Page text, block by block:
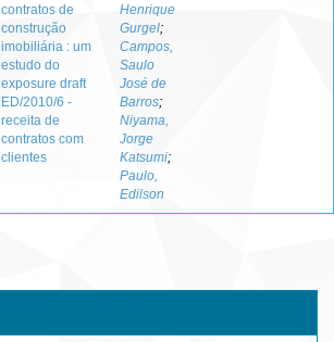
contratos de
construção
imobiliária : um
estudo do
exposure draft
ED/2010/6 -
receita de
contratos com
clientes
Henrique
Gurgel;
Campos,
Saulo
José de
Barros;
Niyama,
Jorge
Katsumi;
Paulo,
Edilson